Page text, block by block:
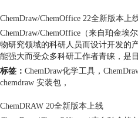
ChemDraw/ChemOffice 22全新版本上
ChemDraw/ChemOffice（来自珀金埃
物研究领域的科研人员而设计开发的
能强大而受众多科研工作者青睐，是
标签： ChemDraw化学工具 ，
chemdraw 安装包 ，
ChemDRAW 20全新版本上线